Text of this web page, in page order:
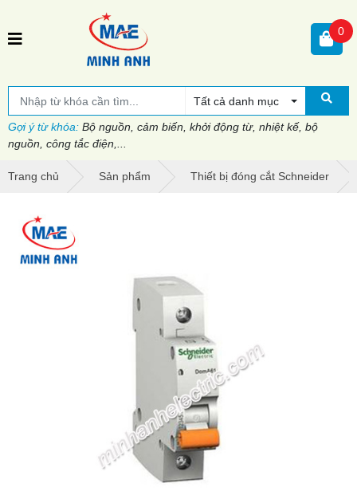
Tất cả danh mục
Gợi ý từ khóa: Bộ nguồn, cảm biến, khởi động từ, nhiệt kế, bộ
nguồn, công tắc điện,...
0
Trang chủ Sản phẩm Thiết bị đóng cắt Schneider